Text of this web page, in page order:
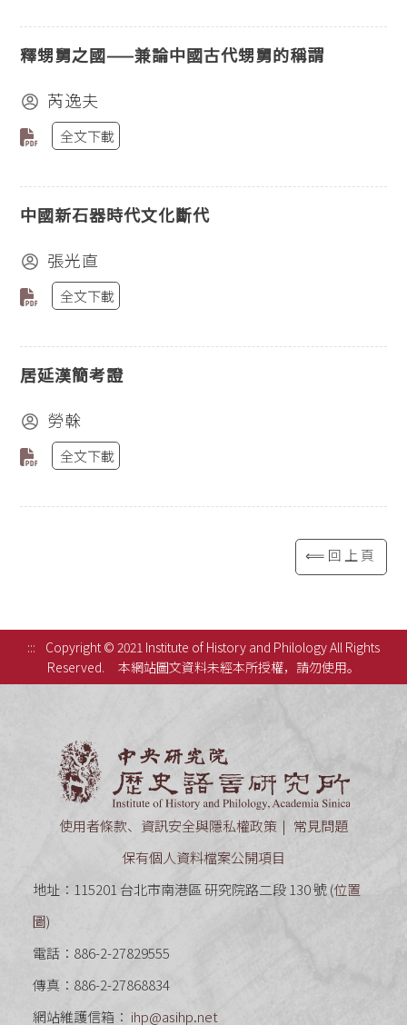
釋甥舅之國——兼論中國古代甥舅的稱謂
芮逸夫
全文下載
中國新石器時代文化斷代
張光直
全文下載
居延漢簡考證
勞榦
全文下載
⟸回上頁
:::
Copyright © 2021 Institute of History and Philology All Rights
Reserved.
本網站圖文資料未經本所授權，請勿使用。
使用者條款、資訊安全與隱私權政策
常見問題
保有個人資料檔案公開項目
地址：115201 台北市南港區 研究院路二段 130 號 (位置
圖)
電話：886-2-27829555
傳真：886-2-27868834
網站維護信箱： ihp@asihp.net